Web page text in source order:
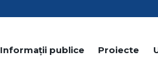
Informații publice Proiecte